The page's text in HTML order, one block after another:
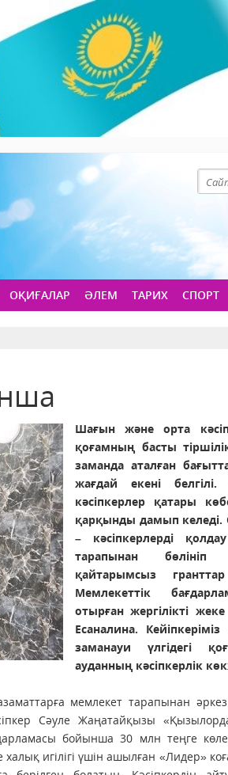
ОҚИҒАЛАР ӘЛЕМ ТАРИХ СПОРТ
Шағын және орта
қоғамның басты
заманда аталған
жағдай екені
кәсіпкерлер қатары
қарқынды дамып келеді.
– кәсіпкерлерді
тарапынан бөлініп
қайтарымсыз
Мемлекеттік
отырған жергілікті
Есаналина.
заманауи үлгідегі
ауданның кәсіпкерлік
мемлекет тарапынан әркез
Сәуле Жаңатайқызы
бойынша 30 млн теңге
халық игілігі үшін ашылған «Лидер»